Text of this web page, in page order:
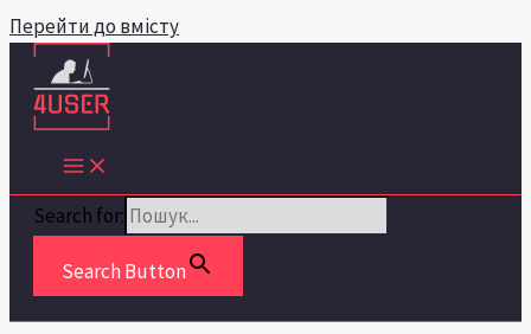
Перейти до вмісту
Search for:
Search Button